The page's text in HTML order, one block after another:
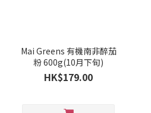
Mai Greens 有機南非醉茄
粉 600g(10月下旬)
HK$179.00